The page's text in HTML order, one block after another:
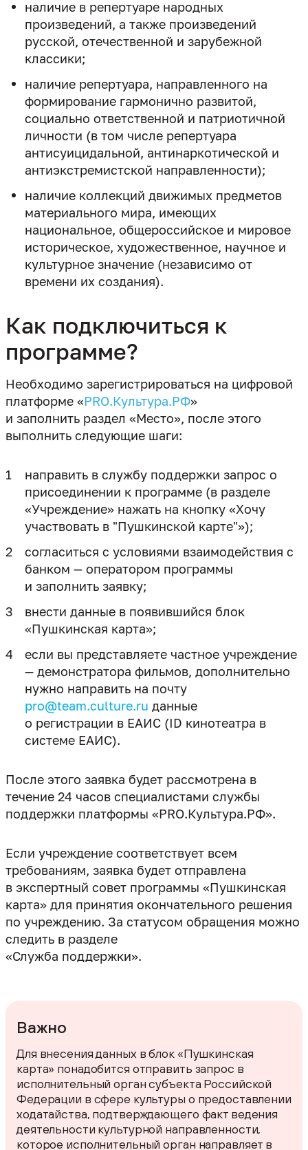
наличие в репертуаре народных
произведений, а также произведений
русской, отечественной и зарубежной
классики;
наличие репертуара, направленного на
формирование гармонично развитой,
социально ответственной и патриотичной
личности (в том числе репертуара
антисуицидальной, антинаркотической и
антиэкстремистской направленности);
наличие коллекций движимых предметов
материального мира, имеющих
национальное, общероссийское и мировое
историческое, художественное, научное и
культурное значение (независимо от
времени их создания).
Как подключиться к
программе?
Необходимо зарегистрироваться на цифровой
платформе «PRO.Культура.РФ»
и заполнить раздел «Место», после этого
направить в службу поддержки запрос о
присоединении к программе (в разделе
«Учреждение» нажать на кнопку «Хочу
участвовать в "Пушкинской карте"»);
согласиться с условиями взаимодействия с
банком — оператором программы
и заполнить заявку;
внести данные в появившийся блок
«Пушкинская карта»;
если вы представляете частное учреждение
— демонстратора фильмов, дополнительно
нужно направить на почту
pro@team.culture.ru данные
о регистрации в ЕАИС (ID кинотеатра в
системе ЕАИС).
После этого заявка будет рассмотрена в
течение 24 часов специалистами службы
поддержки платформы «PRO.Культура.РФ».
Если учреждение соответствует всем
требованиям, заявка будет отправлена
в экспертный совет программы «Пушкинская
карта» для принятия окончательного решения
по учреждению. За статусом обращения можно
следить в разделе
«Служба поддержки».
Важно
Для внесения данных в блок «Пушкинская
карта» понадобится отправить запрос в
исполнительный орган субъекта Российской
Федерации в сфере культуры о предоставлении
ходатайства, подтверждающего факт ведения
деятельности культурной направленности,
которое исполнительный орган направляет в